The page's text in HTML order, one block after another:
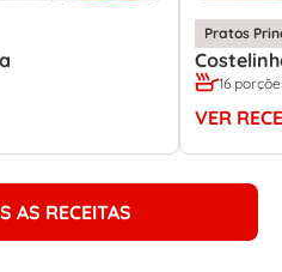
Pratos
16
VER
AS RECEITAS